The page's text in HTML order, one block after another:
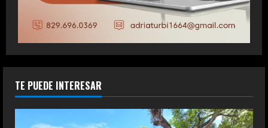
TE PUEDE INTERESAR